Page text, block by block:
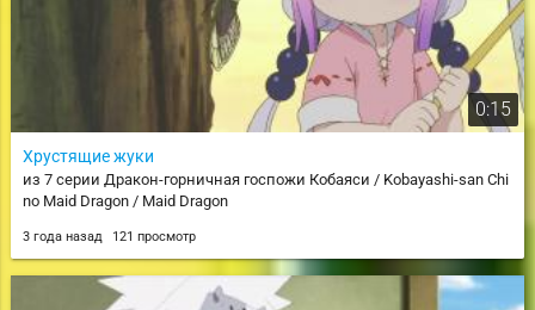
0:15
Хрустящие жуки
из 7 серии Дракон-горничная госпожи Кобаяси / Kobayashi-san Chi
no Maid Dragon / Maid Dragon
3 года назад 121 просмотр